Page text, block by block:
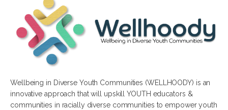
Wellbeing in Diverse Youth Communities (WELLHOODY) is an
innovative approach that will upskill YOUTH educators &
communities in racially diverse communities to empower youth